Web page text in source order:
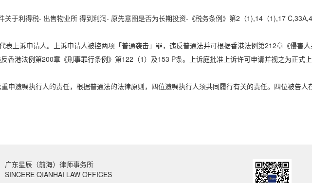
关于利得税- 出售物业所 得到利润- 原先意图是否为长期投资-《税务条例》第2（1),14（1),17
表上诉申请人。上诉申请人被控两项「普通袭击」罪，违反普通法并可根据香港法例第212章《侵害
香港法例第200章《刑事罪行条例》第122（1）及153 P条。上诉庭批准上诉许可申请并视之为正式上
申遗嘱执行人的责任，根据普通法的法律原则，四位遗嘱执行人须共同履行有关的责任。四位被告人
广东星辰（前海）律师事务所
SINCERE QIANHAI LAW OFFICES